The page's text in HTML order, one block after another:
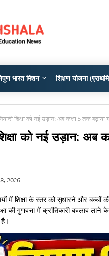
भारत मिशन शिक्षण योजना
शिक्षा को नई उड़ान: अब कक्षा 5 तक बढ़ाया
को नई उड़ान: अब
2026
में शिक्षा के स्तर को सुधारने और
की गुणवत्ता में क्रांतिकारी बदलाव लाने